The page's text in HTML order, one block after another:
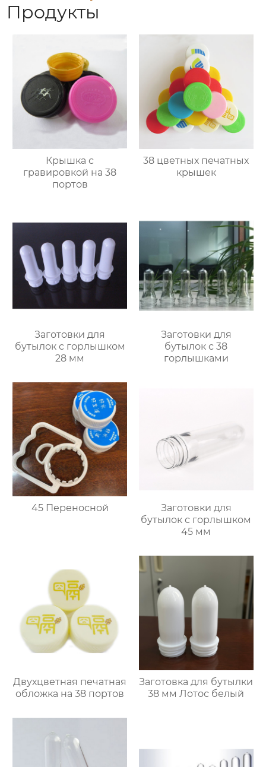
Продукты
Крышка с
гравировкой на 38
портов
38 цветных печатных
крышек
Заготовки для
бутылок с горлышком
28 мм
Заготовки для
бутылок с 38
горлышками
45 Переносной
Заготовки для
бутылок с горлышком
45 мм
Двухцветная печатная
обложка на 38 портов
Заготовка для бутылки
38 мм Лотос белый